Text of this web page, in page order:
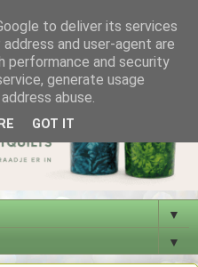
▼
▼
to deliver its services
and user-agent are
performance and security
generate usage
abuse.
GOT IT